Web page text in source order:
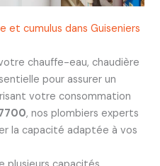
et cumulus dans Guiseniers
chauffe-eau, chaudière
pour assurer un
votre consommation
, nos plombiers experts
la capacité adaptée à vos